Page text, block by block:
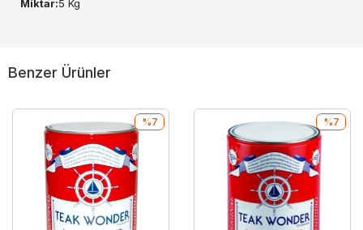
Miktar:5 Kg
Benzer Ürünler
%7 %7